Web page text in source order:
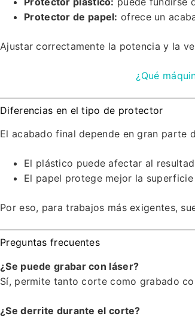
Protector de papel: ofrece un
Ajustar correctamente la potencia y la
¿Qué
Diferencias en el tipo de protector
El acabado final depende en gran parte
El plástico puede afectar al
El papel protege mejor la
Por eso, para trabajos más exigentes,
Preguntas frecuentes
¿Se puede grabar con láser?
Sí, permite tanto corte como grabado
¿Se derrite durante el corte?